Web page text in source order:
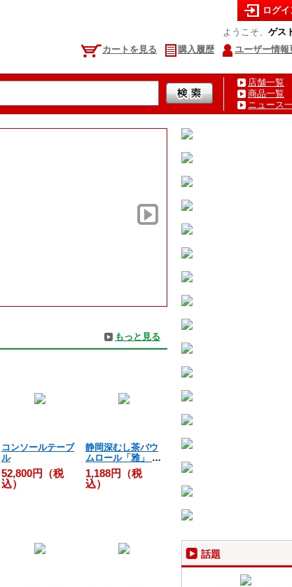
ログイ
ようこそ、 ゲス
カートを見る
購入履歴 ユーザー情報
店舗一覧
商品一覧
ニュース
夏の海鮮ギフト特集
もっと見る
コンソールテーブ
ル
52,800円（税
込）
静岡深むし茶バウ
ムロール「雅」 10
個入
1,188円（税
込）
話題